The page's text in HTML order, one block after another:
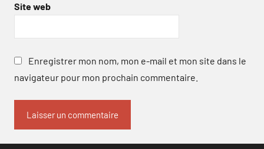
Site web
Enregistrer mon nom, mon e-mail et mon site dans le
navigateur pour mon prochain commentaire.